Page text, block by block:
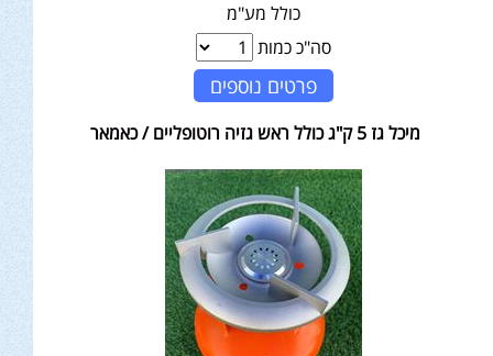
כולל מע"מ
סה"כ כמות
פרטים נוספים
מיכל גז 5 ק"ג כולל ראש גזיה רוטופליים / כאמאר